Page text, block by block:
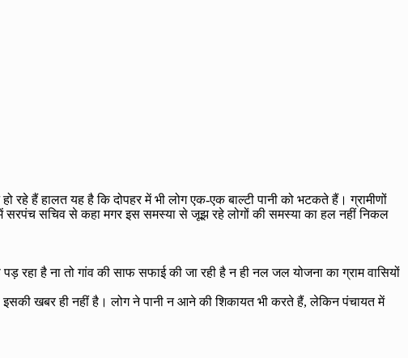
रहे हैं हालत यह है कि दोपहर में भी लोग एक-एक बाल्टी पानी को भटकते हैं। ग्रामीणों
सरपंच सचिव से कहा मगर इस समस्या से जूझ रहे लोगों की समस्या का हल नहीं निकल
है ना तो गांव की साफ सफाई की जा रही है न ही नल जल योजना का ग्राम वासियों
इसकी खबर ही नहीं है। लोग ने पानी न आने की शिकायत भी करते हैं, लेकिन पंचायत में